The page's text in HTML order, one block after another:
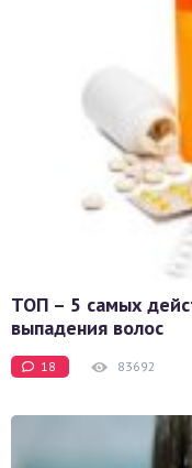
ТОП – 5 самых
выпадения волос
18 83692